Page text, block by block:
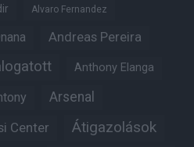
Alvaro Fernandez
Andreas Pereira
Anthony Elanga
Arsenal
Center Átigazolások